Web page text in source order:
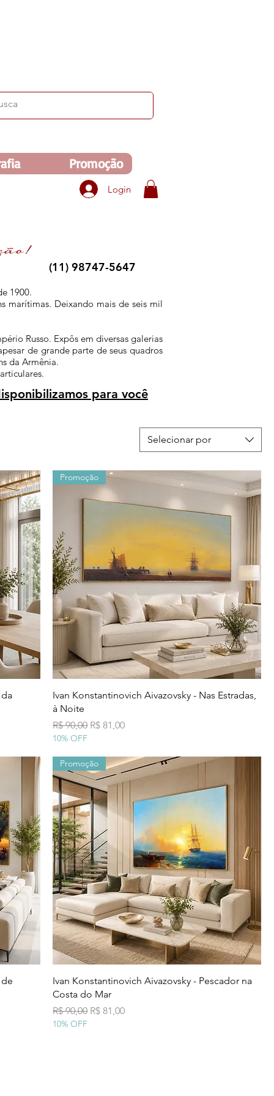
Promoção
Login
(11) 98747-5647
1900.
marítimas. Deixando mais de seis mil
Russo. Expôs em diversas galerias
de grande parte de seus quadros
da Armênia.
para você
Selecionar por
Visualização rápida
Promoção
Ivan Konstantinovich Aivazovsky - Nas Estradas,
à Noite
Preço normal
R$ 90,00 Preço promocional
R$ 81,00
10% OFF
Visualização rápida
Promoção
Ivan Konstantinovich Aivazovsky - Pescador na
Costa do Mar
Preço normal
R$ 90,00 Preço promocional
R$ 81,00
10% OFF